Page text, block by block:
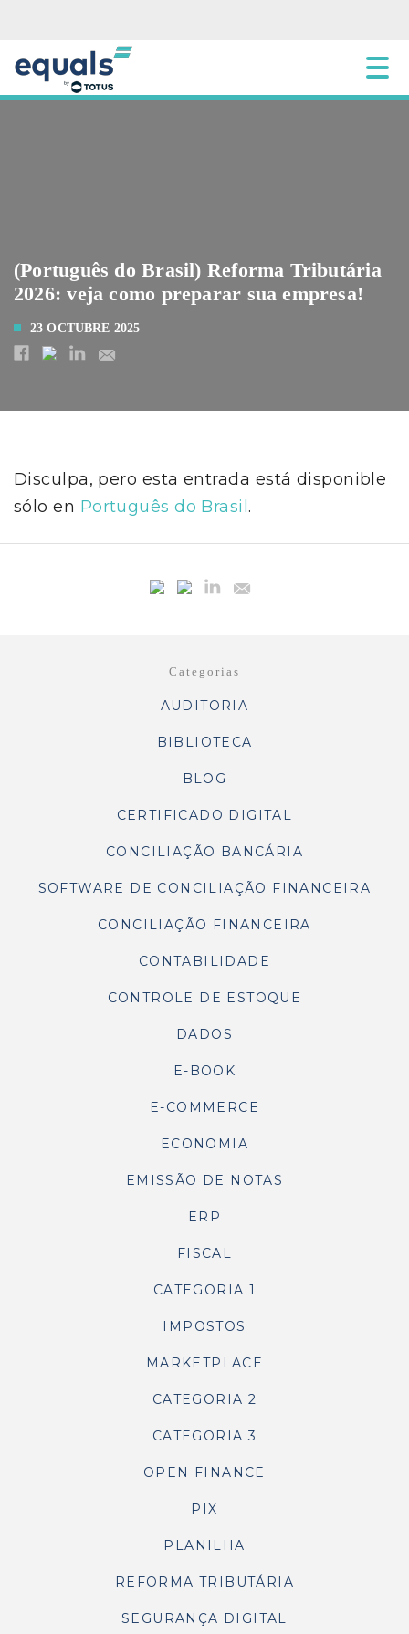
(Português do Brasil) Reforma Tributária
2026: veja como preparar sua empresa!
23 OCTUBRE 2025
Disculpa, pero esta entrada está disponible
sólo en Português do Brasil.
Categorias
AUDITORIA
BIBLIOTECA
BLOG
CERTIFICADO DIGITAL
CONCILIAÇÃO BANCÁRIA
SOFTWARE DE CONCILIAÇÃO FINANCEIRA
CONCILIAÇÃO FINANCEIRA
CONTABILIDADE
CONTROLE DE ESTOQUE
DADOS
E-BOOK
E-COMMERCE
ECONOMIA
EMISSÃO DE NOTAS
ERP
FISCAL
CATEGORIA 1
IMPOSTOS
MARKETPLACE
CATEGORIA 2
CATEGORIA 3
OPEN FINANCE
PIX
PLANILHA
REFORMA TRIBUTÁRIA
SEGURANÇA DIGITAL